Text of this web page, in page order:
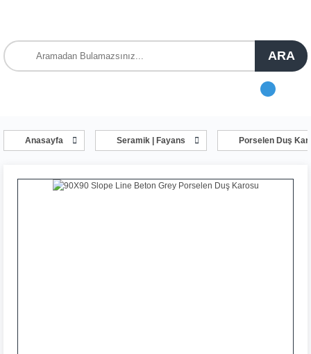
ARA
Anasayfa Seramik | Fayans Porselen Duş